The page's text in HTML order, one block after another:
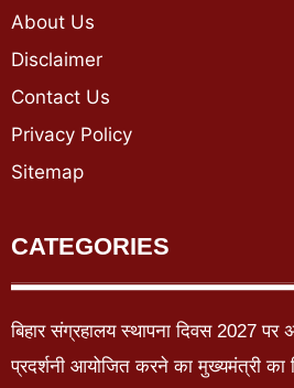
About Us
Disclaimer
Contact Us
Privacy Policy
Sitemap
CATEGORIES
बिहार संग्रहालय स्थापना दिवस 2027 पर
प्रदर्शनी आयोजित करने का मुख्यमंत्री का